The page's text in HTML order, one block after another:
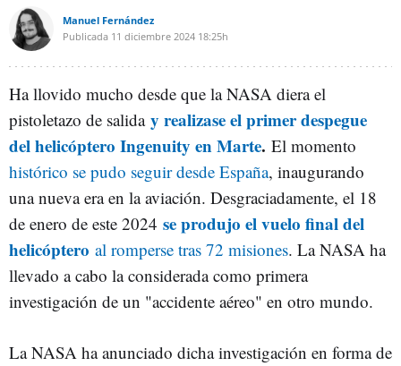
Manuel Fernández
Publicada 11 diciembre 2024 18:25h
Ha llovido mucho desde que la NASA diera el
pistoletazo de salida y realizase el primer despegue
del helicóptero Ingenuity en Marte. El momento
histórico se pudo seguir desde España, inaugurando
una nueva era en la aviación. Desgraciadamente, el 18
de enero de este 2024 se produjo el vuelo final del
helicóptero al romperse tras 72 misiones. La NASA ha
llevado a cabo la considerada como primera
investigación de un "accidente aéreo" en otro mundo.
La NASA ha anunciado dicha investigación en forma de